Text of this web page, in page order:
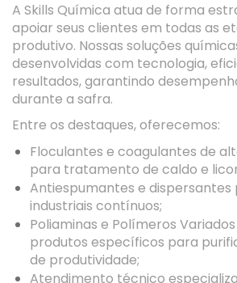
A Skills Química atua de forma
apoiar seus clientes em todas as
produtivo. Nossas soluções
desenvolvidas com tecnologia,
resultados, garantindo
durante a safra.
Entre os destaques, oferecemos:
Floculantes e coagulantes de
para tratamento de caldo e
Antiespumantes e dispersantes
industriais contínuos;
Poliaminas e Polímeros Variados
produtos específicos para
de produtividade;
Atendimento técnico